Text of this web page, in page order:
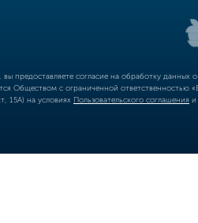
, вы предоставляете согласие на обработку
Обществом с ограниченной
15А) на условиях Пользовательского соглашения и